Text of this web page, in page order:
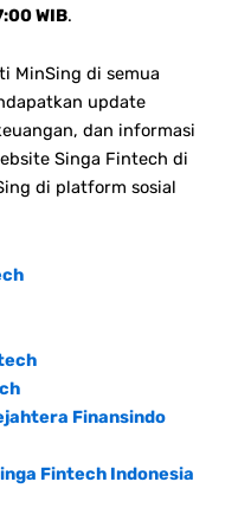
WIB.
MinSing di semua
update
dan informasi
Singa Fintech di
di platform sosial
Finansindo
Fintech Indonesia